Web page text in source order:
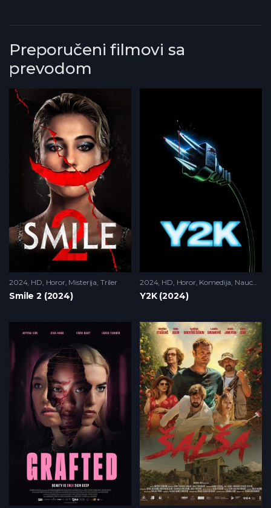
Preporučeni filmovi sa
prevodom
2024 HD Horor, Misterija Triler
Smile 2 (2024)
2024 HD Horor, Komedija Naucna Fantastika
Y2K (2024)